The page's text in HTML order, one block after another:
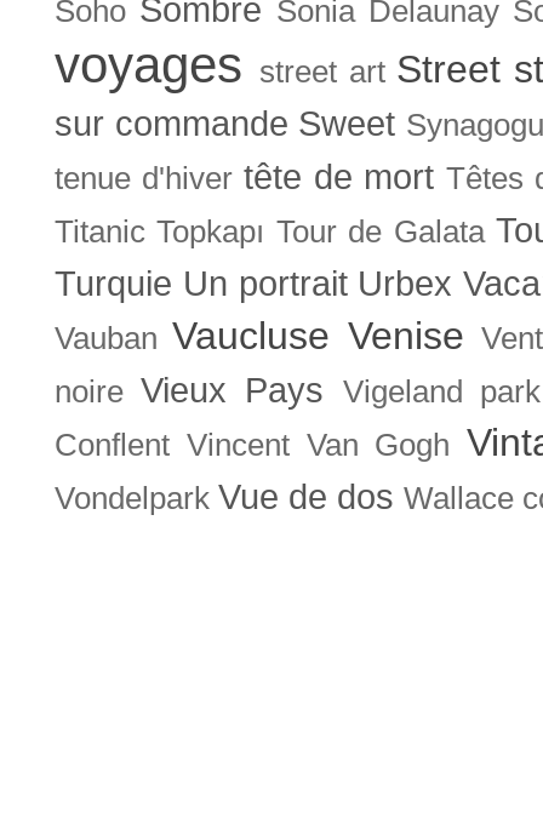
Soho Sombre Sonia Delaunay
voyages street art Street
sur commande Sweet
tenue d'hiver tête de mort Têtes
Titanic Topkapı Tour de Galata
Turquie Un portrait Urbex
Vauban Vaucluse Venise
noire Vieux Pays
Vigeland park
Conflent Vincent Van Gogh
Vondelpark Vue de dos Wallace